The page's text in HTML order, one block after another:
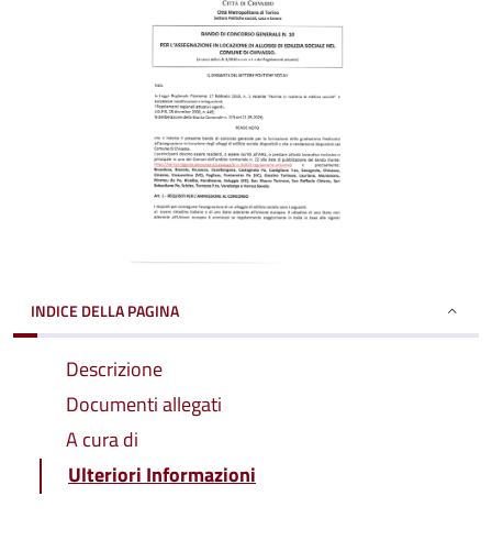
INDICE DELLA PAGINA
Descrizione
Documenti allegati
A cura di
Ulteriori Informazioni